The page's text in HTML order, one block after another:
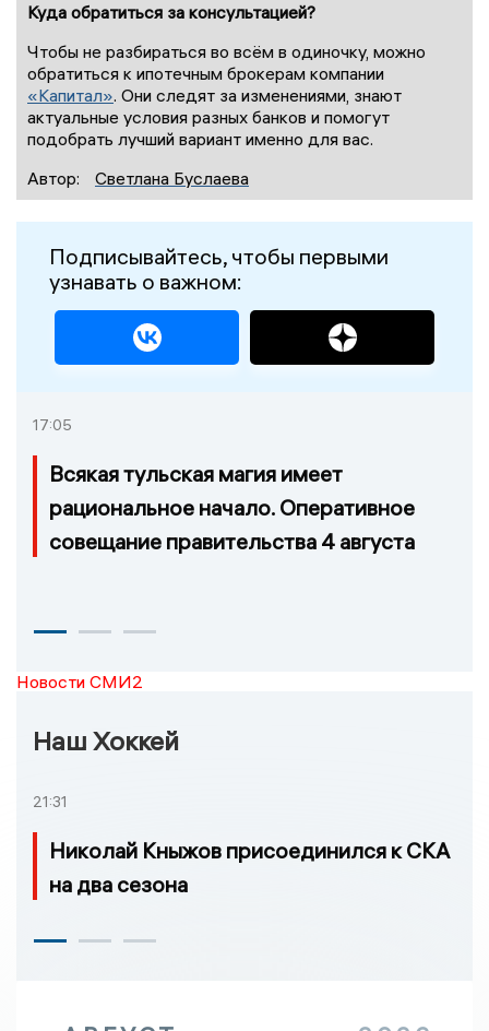
Куда обратиться за консультацией?
Чтобы не разбираться во всём в одиночку, можно
обратиться к ипотечным брокерам компании
«Капитал». Они следят за изменениями, знают
актуальные условия разных банков и помогут
подобрать лучший вариант именно для вас.
Автор:
Светлана Буслаева
Подписывайтесь, чтобы первыми
узнавать о важном:
17:05
Всякая тульская магия имеет
рациональное начало. Оперативное
совещание правительства 4 августа
Новости СМИ2
Наш Хоккей
21:31
Николай Кныжов присоединился к СКА
на два сезона